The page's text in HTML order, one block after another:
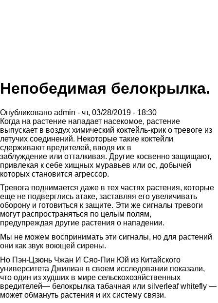
Непобедимая белокрылка.
Опубликовано admin - чт, 03/28/2019 - 18:30
Когда на растение нападает насекомое, растение
выпускает в воздух химический коктейль-крик о тревоге из
летучих соединений. Некоторые такие коктейли
сдерживают вредителей, вводя их в
заблуждение или отталкивая. Другие косвенно защищают,
привлекая к себе хищных муравьев или ос, добычей
которых становится агрессор.
Тревога поднимается даже в тех частях растения, которые
еще не подверглись атаке, заставляя его увеличивать
оборону и готовиться к защите. Эти же сигналы тревоги
могут распространяться по целым полям,
предупреждая другие растения о нападении.
Мы не можем воспринимать эти сигналы, но для растений
они как звук воющей сирены.
Но Пэн-Цзюнь Чжан И Сяо-Пин Юй из Китайского
университета Джилиан в своем исследовании показали,
что один из худших в мире сельскохозяйственных
вредителей— белокрылка табачная или silverleaf whitefly —
может обмануть растения и их систему связи.